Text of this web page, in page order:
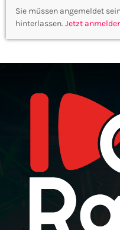
Sie müssen angemeldet
hinterlassen. Jetzt